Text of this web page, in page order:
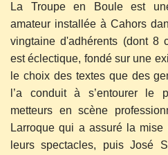
La Troupe en Boule est
amateur installée à Cahors
vingtaine d'adhérents (dont 8
est éclectique, fondé sur une
le choix des textes que des
l’a conduit à s’entourer le
metteurs en scène
Larroque qui a assuré la
leurs spectacles, puis José